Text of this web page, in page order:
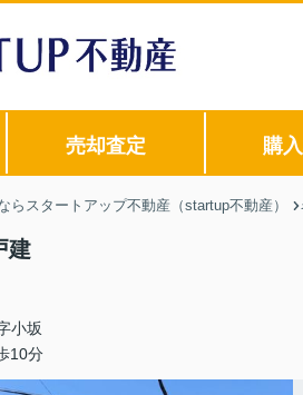
売却査定 購
らスタートアップ不動産（startup不動産）
建
小坂
10分